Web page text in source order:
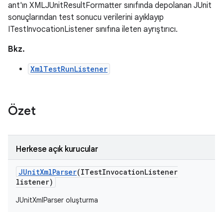
ant'ın XMLJUnitResultFormatter sınıfında depolanan JUnit
sonuçlarından test sonucu verilerini ayıklayıp
ITestInvocationListener sınıfına ileten ayrıştırıcı.
Bkz.
XmlTestRunListener
Özet
Herkese açık kurucular
JUnitXmlParser(ITestInvocationListener
listener)
JUnitXmlParser oluşturma